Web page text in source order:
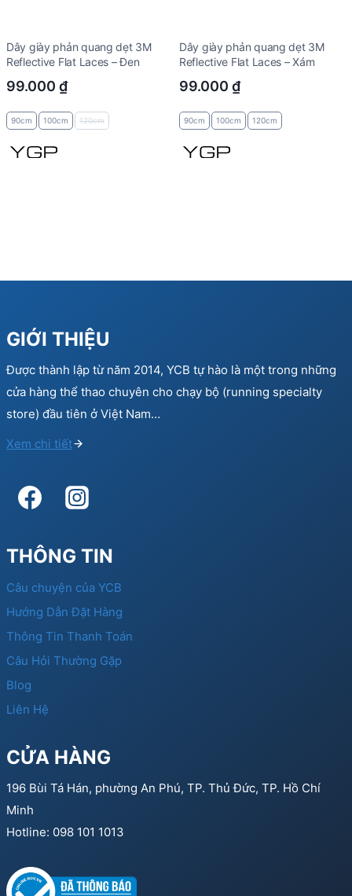
Dây giày phản quang dẹt 3M
Reflective Flat Laces – Đen
99.000 ₫
90cm 100cm 120cm
Dây giày phản quang dẹt 3M
Reflective Flat Laces – Xám
99.000 ₫
90cm 100cm 120cm
GIỚI THIỆU
Được thành lập từ năm 2014, YCB tự hào là một trong những
cửa hàng thể thao chuyên cho chạy bộ (running specialty
store) đầu tiên ở Việt Nam…
Xem chi tiết
THÔNG TIN
Câu chuyện của YCB
Hướng Dẫn Đặt Hàng
Thông Tin Thanh Toán
Câu Hỏi Thường Gặp
Blog
Liên Hệ
CỬA HÀNG
196 Bùi Tá Hán, phường An Phú, TP. Thủ Đức, TP. Hồ Chí
Minh
Hotline: 098 101 1013